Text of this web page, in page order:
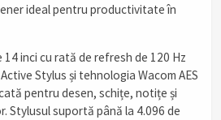
ideal pentru productivitate în
14 inci cu rată de refresh de 120 Hz
Stylus și tehnologia Wacom AES
pentru desen, schițe, notițe și
Stylusul suportă până la 4.096 de